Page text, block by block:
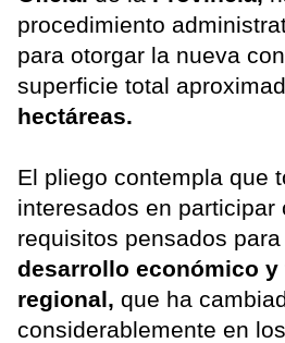
procedimiento
para otorgar la nueva
superficie total
hectáreas.
El pliego contempla que
interesados en participar
requisitos pensados
desarrollo económico
regional, que ha
considerablemente en